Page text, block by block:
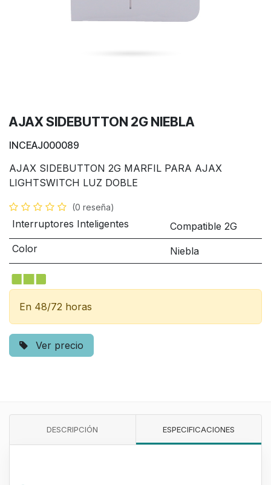
AJAX SIDEBUTTON 2G NIEBLA
INCEAJ000089
AJAX SIDEBUTTON 2G MARFIL PARA AJAX
LIGHTSWITCH LUZ DOBLE
(0 reseña)
Interruptores Inteligentes
Compatible 2G
Color
Niebla
En 48/72 horas
Ver precio
DESCRIPCIÓN ESPECIFICACIONES